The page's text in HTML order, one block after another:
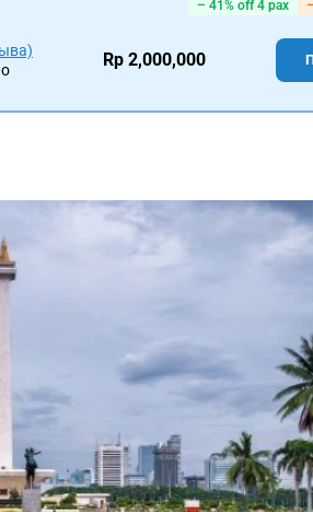
– 41% off 4 pax
Rp 2,000,000